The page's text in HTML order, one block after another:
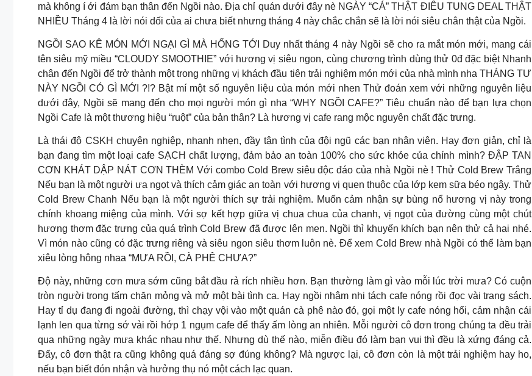
mà không í ới đám bạn thân đến Ngồi nào. Địa chỉ quán dưới đây nè NGÀY “CÁ” THẬT ĐIÊU TUNG DEAL THẬT
NHIỀU Tháng 4 là lời nói dối của ai chưa biết nhưng tháng 4 này chắc chắn sẽ là lời nói siêu chân thật của Ngồi.
NGỒI SAO KÊ MÓN MỚI NGẠI GÌ MÀ HỔNG TỚI Duy nhất tháng 4 này Ngồi sẽ cho ra mắt món mới, mang cái
tên siêu mỹ miều “CLOUDY SMOOTHIE” với hương vị siêu ngon, cùng chương trình dùng thử 0đ đặc biệt Nhanh
chân đến Ngồi để trở thành một trong những vị khách đầu tiên trải nghiệm món mới của nhà mình nha THÁNG TƯ
NÀY NGỒI CÓ GÌ MỚI ?!? Bật mí một số nguyên liệu của món mới nhen Thử đoán xem với những nguyên liệu
dưới đây, Ngồi sẽ mang đến cho mọi người món gì nha “WHY NGỒI CAFE?” Tiêu chuẩn nào để bạn lựa chọn
Ngồi Cafe là một thương hiệu “ruột” của bản thân? Là hương vị cafe rang mộc nguyên chất đặc trưng.
Là thái độ CSKH chuyên nghiệp, nhanh nhẹn, đầy tận tình của đội ngũ các bạn nhân viên. Hay đơn giản, chỉ là
bạn đang tìm một loại cafe SẠCH chất lượng, đảm bảo an toàn 100% cho sức khỏe của chính mình? ĐẬP TAN
CƠN KHÁT DẬP NÁT CƠN THÈM Với combo Cold Brew siêu độc đáo của nhà Ngồi nè ! Thử Cold Brew Trắng
Nếu bạn là một người ưa ngọt và thích cảm giác an toàn với hương vị quen thuộc của lớp kem sữa béo ngậy. Thử
Cold Brew Chanh Nếu bạn là một người thích sự trải nghiệm. Muốn cảm nhận sự bùng nổ hương vị này trong
chính khoang miệng của mình. Với sợ kết hợp giữa vị chua chua của chanh, vị ngọt của đường cùng một chút
hương thơm đặc trưng của quá trình Cold Brew đã được lên men. Ngồi thì khuyến khích bạn nên thử cả hai nhé.
Vì món nào cũng có đặc trưng riêng và siêu ngon siêu thơm luôn nè. Để xem Cold Brew nhà Ngồi có thể làm bạn
xiêu lòng hông nhaa “MƯA RỒI, CÀ PHÊ CHƯA?”
Độ này, những cơn mưa sớm cũng bắt đầu rả rích nhiều hơn. Bạn thường làm gì vào mỗi lúc trời mưa? Có cuộn
tròn người trong tấm chăn mỏng và mở một bài tình ca. Hay ngồi nhâm nhi tách cafe nóng rồi đọc vài trang sách.
Hay tỉ dụ đang đi ngoài đường, thì chạy vội vào một quán cà phê nào đó, gọi một ly cafe nóng hổi, cảm nhận cái
lạnh len qua từng sớ vải rồi hớp 1 ngụm cafe để thấy ấm lòng an nhiên. Mỗi người cô đơn trong chúng ta đều trải
qua những ngày mưa khác nhau như thế. Nhưng dù thế nào, miễn điều đó làm bạn vui thì đều là xứng đáng cả.
Đấy, cô đơn thật ra cũng không quá đáng sợ đúng không? Mà ngược lại, cô đơn còn là một trải nghiệm hay ho,
nếu bạn biết đón nhận và hưởng thụ nó một cách lạc quan.